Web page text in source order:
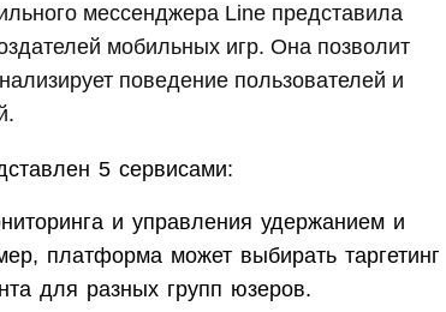
мессенджера Line представила
мобильных игр. Она позволит
поведение пользователей и
5 сервисами:
и управления удержанием и
платформа может выбирать таргетинг
для разных групп юзеров.